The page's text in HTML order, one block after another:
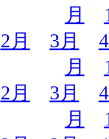
月
2月 3月
月
2月 3月
月